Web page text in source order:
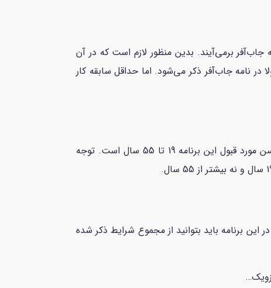
جاب‌آفر برمی‌آیند. بدین منظور لازم است که در آن
در نامه جاب‌آفر ذکر می‌شود. اما حداقل سابقه کار
شرط مهم دیگر سن متقاضی است. هرچه سن شما به 19 سال نزدیک باشد امتیاز بیشتری دریافت خواهید کرد. اما سن مورد قبول این برنامه 19 تا 55 سال است. توجه
برنامه باید بتوانید از مجموع شرایط ذکر شده